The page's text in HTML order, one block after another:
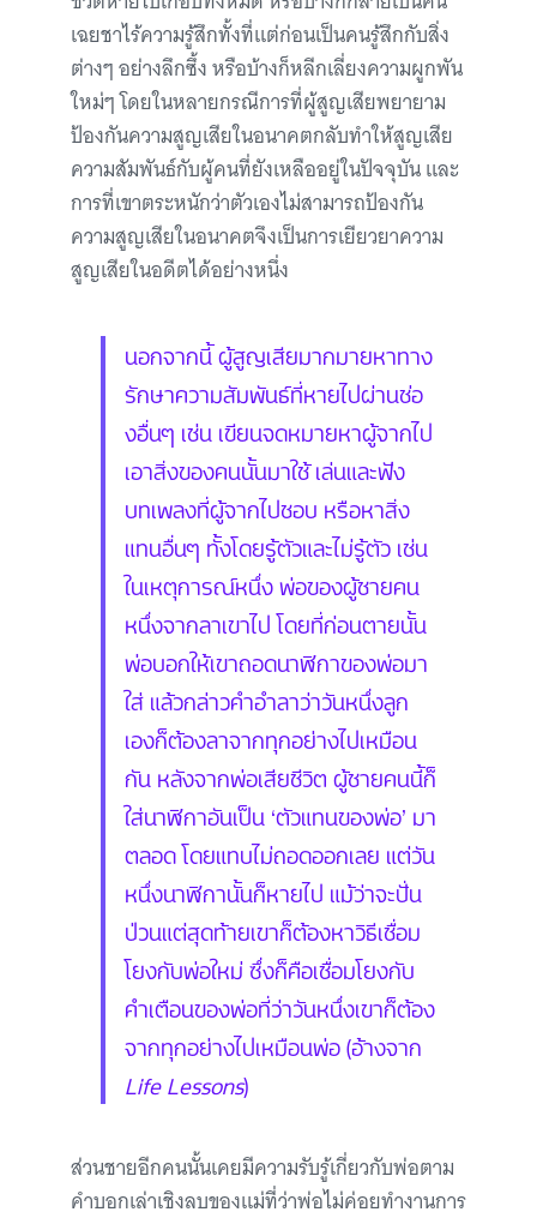
เฉยชาไร้ความรู้สึกทั้งที่แต่ก่อนเป็นคนรู้สึกกับสิ่ง
ต่างๆ อย่างลึกซึ้ง หรือบ้างก็หลีกเลี่ยงความผูกพัน
ใหม่ๆ โดยในหลายกรณีการที่ผู้สูญเสียพยายาม
ป้องกันความสูญเสียในอนาคตกลับทำให้สูญเสีย
ความสัมพันธ์กับผู้คนที่ยังเหลืออยู่ในปัจจุบัน และ
การที่เขาตระหนักว่าตัวเองไม่สามารถป้องกัน
ความสูญเสียในอนาคตจึงเป็นการเยียวยาความ
สูญเสียในอดีตได้อย่างหนึ่ง
นอกจากนี้ ผู้สูญเสียมากมายหาทาง
รักษาความสัมพันธ์ที่หายไปผ่านช่อ
งอื่นๆ เช่น เขียนจดหมายหาผู้จากไป
เอาสิ่งของคนนั้นมาใช้ เล่นและฟัง
บทเพลงที่ผู้จากไปชอบ หรือหาสิ่ง
แทนอื่นๆ ทั้งโดยรู้ตัวและไม่รู้ตัว เช่น
ในเหตุการณ์หนึ่ง พ่อของผู้ชายคน
หนึ่งจากลาเขาไป โดยที่ก่อนตายนั้น
พ่อบอกให้เขาถอดนาฬิกาของพ่อมา
ใส่ แล้วกล่าวคำอำลาว่าวันหนึ่งลูก
เองก็ต้องลาจากทุกอย่างไปเหมือน
กัน หลังจากพ่อเสียชีวิต ผู้ชายคนนี้ก็
ใส่นาฬิกาอันเป็น ‘ตัวแทนของพ่อ’ มา
ตลอด โดยแทบไม่ถอดออกเลย แต่วัน
หนึ่งนาฬิกานั้นก็หายไป แม้ว่าจะปั่น
ป่วนแต่สุดท้ายเขาก็ต้องหาวิธีเชื่อม
โยงกับพ่อใหม่ ซึ่งก็คือเชื่อมโยงกับ
คำเตือนของพ่อที่ว่าวันหนึ่งเขาก็ต้อง
จากทุกอย่างไปเหมือนพ่อ (อ้างจาก
Life Lessons)
ส่วนชายอีกคนนั้นเคยมีความรับรู้เกี่ยวกับพ่อตาม
คำบอกเล่าเชิงลบของแม่ที่ว่าพ่อไม่ค่อยทำงานการ